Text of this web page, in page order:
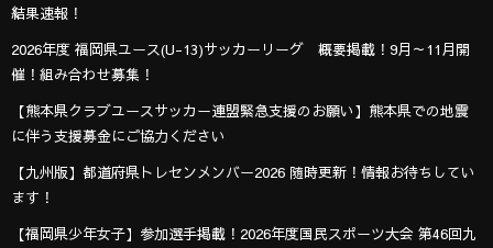
結果速報！
2026年度 福岡県ユース(U-13)サッカーリーグ 概要掲載！9月～11月開
催！組み合わせ募集！
【熊本県クラブユースサッカー連盟緊急支援のお願い】熊本県での地震
に伴う支援募金にご協力ください
【九州版】都道府県トレセンメンバー2026 随時更新！情報お待ちしてい
ます！
【福岡県少年女子】参加選手掲載！2026年度国民スポーツ大会 第46回九